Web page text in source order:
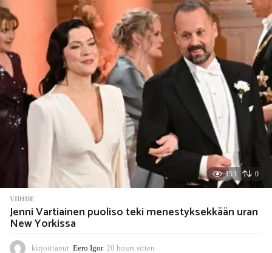
t
e
n
153 0
VIIHDE
Jenni Vartiainen puoliso teki menestyksekkään uran
New Yorkissa
kirjoittanut Eero Igor 20 hours sitten